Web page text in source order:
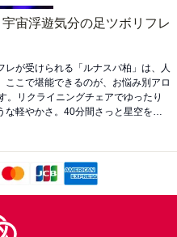
宙浮遊気分の足ツボリフレ
が受けられる「ルナスパ柏」は、人
こで堪能できるのが、お悩み別アロ
。リクライニングチェアでゆったり
な軽やかさ。40分間さっと星空を旅
還を。